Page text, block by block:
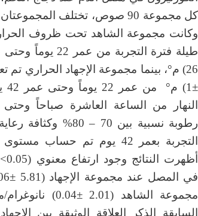
كل مجموعة 90 صوص، تختلف
وكانت مجموعة الشاهد تحت ظروف الحرارة
النهار من الساعة العاشرة صباحاً
التجربة بعمر 42 يوم تم
مجموعة الشاهد
السابقة الذكر العلاقة الوثيقة بين